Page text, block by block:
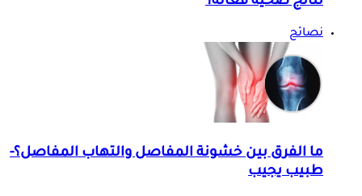
نصائح
ما الفرق بين خشونة المفاصل والتهاب المفاصل؟-
طبيب يجيب